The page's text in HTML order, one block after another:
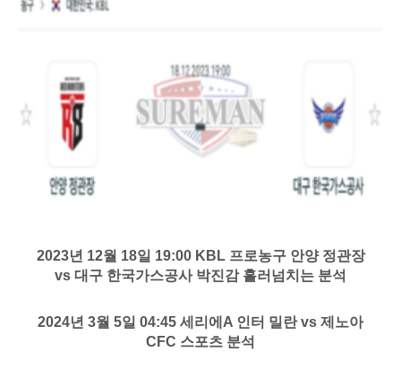
2023년 12월 18일 19:00 KBL 프로농구 안양 정관장
vs 대구 한국가스공사 박진감 흘러넘치는 분석
2024년 3월 5일 04:45 세리에A 인터 밀란 vs 제노아
CFC 스포츠 분석